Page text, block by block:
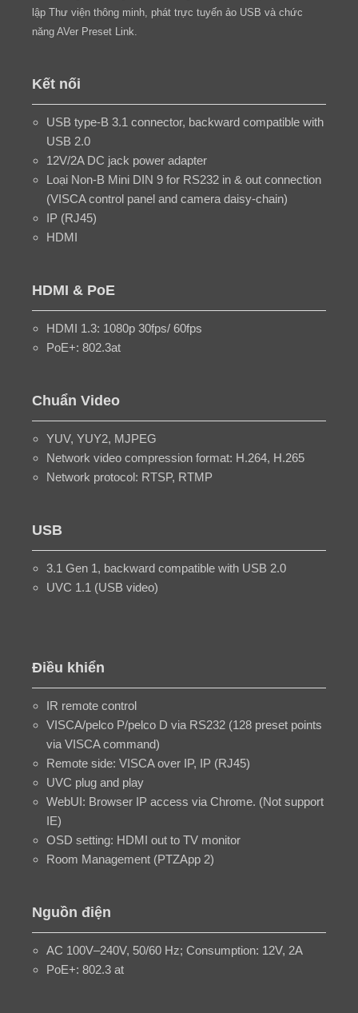
lập Thư viện thông minh, phát trực tuyến ảo USB và chức
năng AVer Preset Link.
Kết nối
USB type-B 3.1 connector, backward compatible with
USB 2.0
12V/2A DC jack power adapter
Loại Non-B Mini DIN 9 for RS232 in & out connection
(VISCA control panel and camera daisy-chain)
IP (RJ45)
HDMI
HDMI & PoE
HDMI 1.3: 1080p 30fps/ 60fps
PoE+: 802.3at
Chuẩn Video
YUV, YUY2, MJPEG
Network video compression format: H.264, H.265
Network protocol: RTSP, RTMP
USB
3.1 Gen 1, backward compatible with USB 2.0
UVC 1.1 (USB video)
Điều khiển
IR remote control
VISCA/pelco P/pelco D via RS232 (128 preset points
via VISCA command)
Remote side: VISCA over IP, IP (RJ45)
UVC plug and play
WebUI: Browser IP access via Chrome. (Not support
IE)
OSD setting: HDMI out to TV monitor
Room Management (PTZApp 2)
Nguồn điện
AC 100V–240V, 50/60 Hz; Consumption: 12V, 2A
PoE+: 802.3 at